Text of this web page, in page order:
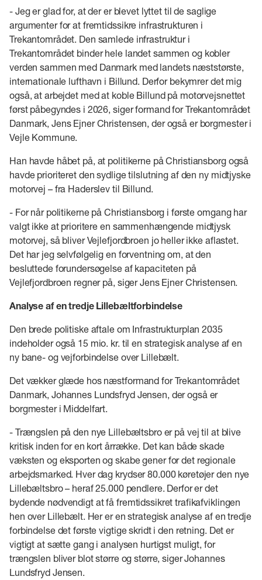
- Jeg er glad for, at der er blevet lyttet til de saglige
argumenter for at fremtidssikre infrastrukturen i
Trekantområdet. Den samlede infrastruktur i
Trekantområdet binder hele landet sammen og kobler
verden sammen med Danmark med landets næststørste,
internationale lufthavn i Billund. Derfor bekymrer det mig
også, at arbejdet med at koble Billund på motorvejsnettet
først påbegyndes i 2026, siger formand for Trekantområdet
Danmark, Jens Ejner Christensen, der også er borgmester i
Vejle Kommune.
Han havde håbet på, at politikerne på Christiansborg også
havde prioriteret den sydlige tilslutning af den ny midtjyske
motorvej – fra Haderslev til Billund.
- For når politikerne på Christiansborg i første omgang har
valgt ikke at prioritere en sammenhængende midtjysk
motorvej, så bliver Vejlefjordbroen jo heller ikke aflastet.
Det har jeg selvfølgelig en forventning om, at den
besluttede forundersøgelse af kapaciteten på
Vejlefjordbroen regner på, siger Jens Ejner Christensen.
Analyse af en tredje Lillebæltforbindelse
Den brede politiske aftale om Infrastrukturplan 2035
indeholder også 15 mio. kr. til en strategisk analyse af en
ny bane- og vejforbindelse over Lillebælt.
Det vækker glæde hos næstformand for Trekantområdet
Danmark, Johannes Lundsfryd Jensen, der også er
borgmester i Middelfart.
- Trængslen på den nye Lillebæltsbro er på vej til at blive
kritisk inden for en kort årrække. Det kan både skade
væksten og eksporten og skabe gener for det regionale
arbejdsmarked. Hver dag krydser 80.000 køretøjer den nye
Lillebæltsbro – heraf 25.000 pendlere. Derfor er det
bydende nødvendigt at få fremtidssikret trafikafviklingen
hen over Lillebælt. Her er en strategisk analyse af en tredje
forbindelse det første vigtige skridt i den retning. Det er
vigtigt at sætte gang i analysen hurtigst muligt, for
trængslen bliver blot større og større, siger Johannes
Lundsfryd Jensen.